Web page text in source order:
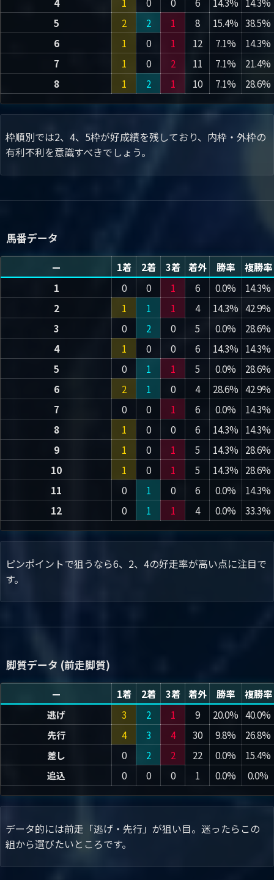
4 1 0 0 6 14.3% 14.3%
5
2 2 1 8 15.4% 38.5%
6
1 0 1 12 7.1%
14.3%
7
1 0 2 11 7.1%
21.4%
8
1 2 1 10 7.1% 28.6%
枠順別では2、4、5枠が好成績を残しており、内枠・外枠の
有利不利を意識すべきでしょう。
馬番データ
— 1着 2着 3着 着外 勝率
複勝率
1
0 0 1 6 0.0%
14.3%
2
1 1 1 4 14.3% 42.9%
3
0 2 0 5 0.0%
28.6%
4
1 0 0 6 14.3% 14.3%
5
0 1 1 5 0.0%
28.6%
6
2 1 0 4 28.6% 42.9%
7
0 0 1 6 0.0%
14.3%
8
1 0 0 6 14.3% 14.3%
9
1 0 1 5 14.3% 28.6%
10
1 0 1 5 14.3% 28.6%
11
0 1 0 6 0.0%
14.3%
12
0 1 1 4 0.0% 33.3%
ピンポイントで狙うなら6、2、4の好走率が高い点に注目で
す。
脚質データ (前走脚質)
— 1着 2着 3着 着外 勝率
複勝率
逃げ
3 2 1 9 20.0% 40.0%
先行
4 3 4 30 9.8%
26.8%
差し
0 2 2 22 0.0%
15.4%
追込
0 0 0 1 0.0% 0.0%
データ的には前走「逃げ・先行」が狙い目。迷ったらこの
組から選びたいところです。